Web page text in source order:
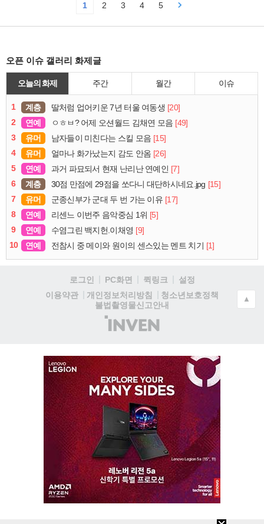
1 2 3 4 5
오픈 이슈 갤러리 화제글
오늘의 화제 주간 월간 이슈
1 계층 딸처럼 업어키운 7년 터울 여동생 [20]
2
연예 ㅇㅎㅂ? 어제 오션월드 김채연 모음 [49]
3
유머 남자들이 미친다는 스킬 모음 [15]
4
유머 얼마나 화가났는지 감도 안옴 [26]
5
연예 과거 파묘되서 현재 난리난 연예인 [7]
6
계층 30점 만점에 29점을 쏘다니 대단하시네요.jpg [15]
7
유머 군종신부가 군대 두 번 가는 이유 [17]
8
연예 리센느 이번주 음악중심 1위 [5]
9
연예 수염그린 백지헌.이채영 [9]
10
연예 전참시 중 메이와 원이의 센스있는 멘트 치기 [1]
로그인 PC화면 퀵링크
설정
이용약관
개인정보처리방침
청소년보호정책
불법촬영물신고안내
(주)
인
▲